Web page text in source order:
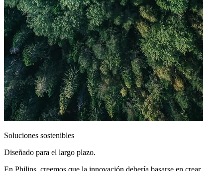
Soluciones sostenibles
Diseñado para el largo plazo.
En Philips, creemos que la innovación debería basarse en crear